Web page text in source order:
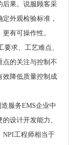
后果。说服顾客采
外观检验标准，
有可操作性。
要求、工艺难点、
点的关注与控制不
效降低质量控制成
服务EMS企业中
设计开发能力、
NPI工程师相当于